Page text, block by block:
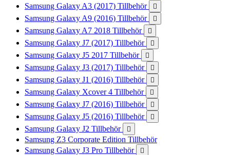
Samsung Galaxy A3 (2017) Tillbehör

Samsung Galaxy A9 (2016) Tillbehör 
Samsung Galaxy A7 2018 Tillbehör 
Samsung Galaxy J7 (2017) Tillbehör 
Samsung Galaxy J5 2017 Tillbehör 
Samsung Galaxy J3 (2017) Tillbehör 
Samsung Galaxy J1 (2016) Tillbehör 
Samsung Galaxy Xcover 4 Tillbehör 
Samsung Galaxy J7 (2016) Tillbehör 
Samsung Galaxy J5 (2016) Tillbehör 
Samsung Galaxy J2 Tillbehör 
Samsung Z3 Corporate Edition Tillbehör
Samsung Galaxy J3 Pro Tillbehör
